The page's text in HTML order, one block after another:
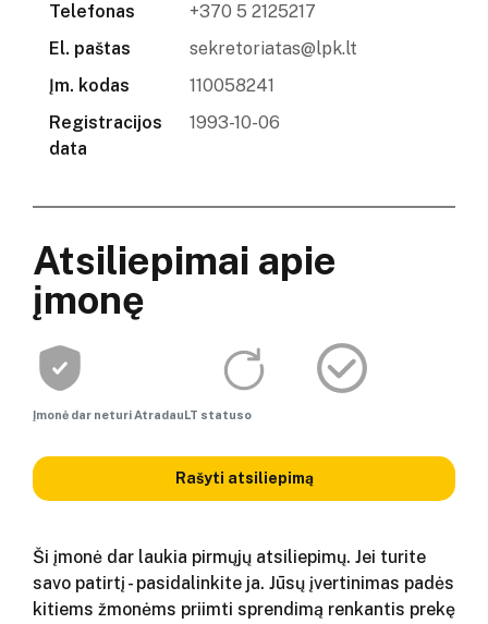
Telefonas
+370 5 2125217
El. paštas
sekretoriatas@lpk.lt
Įm. kodas
110058241
Registracijos
data
1993-10-06
Atsiliepimai apie
įmonę
Įmonė dar neturi AtradauLT statuso
Rašyti atsiliepimą
Ši įmonė dar laukia pirmųjų atsiliepimų. Jei turite
savo patirtį - pasidalinkite ja. Jūsų įvertinimas padės
kitiems žmonėms priimti sprendimą renkantis prekę